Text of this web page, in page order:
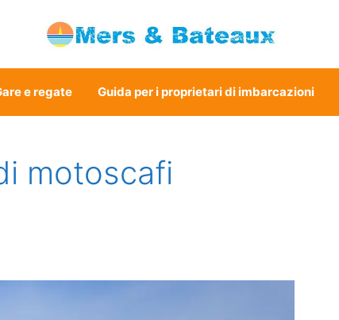
e regate Guida per i proprietari di imbarcazioni
motoscafi